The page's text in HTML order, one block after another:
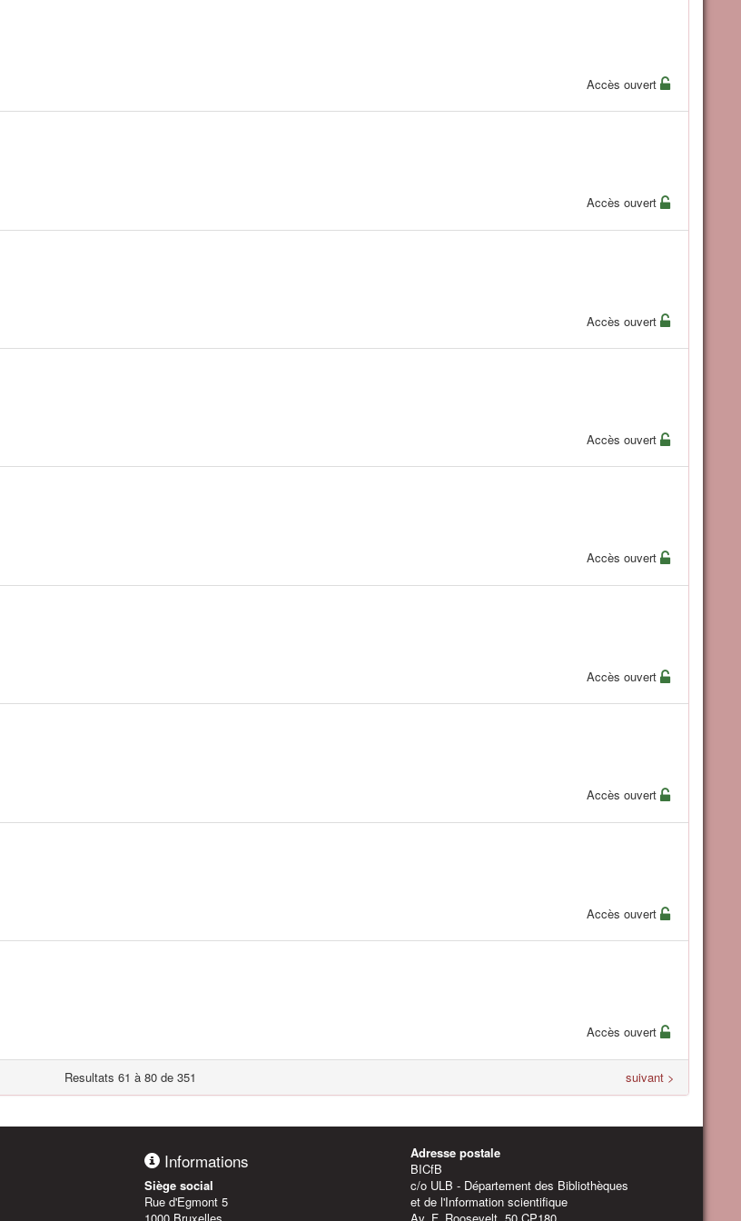
Accès ouvert
Accès ouvert
Accès ouvert
Accès ouvert
Accès ouvert
Accès ouvert
Accès ouvert
Accès ouvert
Accès ouvert
Resultats 61 à 80 de 351 suivant >
Informations
Siège social
Rue d'Egmont 5
Adresse postale
BICfB
c/o ULB - Département des Bibliothèques
et de l'Information scientifique